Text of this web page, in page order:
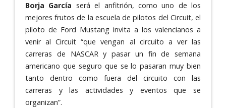
Borja García será el anfitrión, como uno de los
mejores frutos de la escuela de pilotos del Circuit, el
piloto de Ford Mustang invita a los valencianos a
venir al Circuit “que vengan al circuito a ver las
carreras de NASCAR y pasar un fin de semana
americano que seguro que se lo pasaran muy bien
tanto dentro como fuera del circuito con las
carreras y las actividades y eventos que se
organizan”.